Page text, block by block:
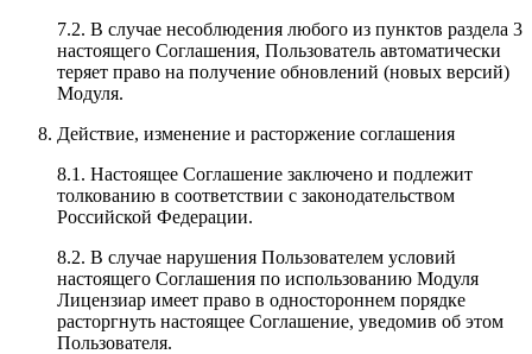
7.2. В случае несоблюдения любого из пунктов раздела 3
настоящего Соглашения, Пользователь автоматически
теряет право на получение обновлений (новых версий)
Модуля.
Действие, изменение и расторжение соглашения
8.1. Настоящее Соглашение заключено и подлежит
толкованию в соответствии с законодательством
Российской Федерации.
8.2. В случае нарушения Пользователем условий
настоящего Соглашения по использованию Модуля
Лицензиар имеет право в одностороннем порядке
расторгнуть настоящее Соглашение, уведомив об этом
Пользователя.